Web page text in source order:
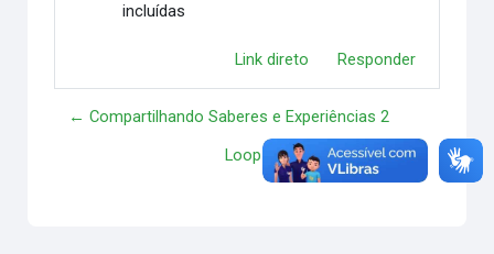
incluídas
Link direto Responder
← Compartilhando Saberes e Experiências 2
Loop e seu ensinamento →